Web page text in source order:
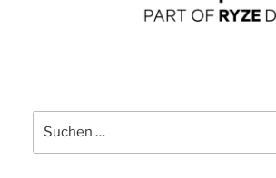
Suchen
nach: